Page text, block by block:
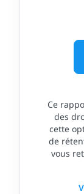
Ce
des
cette
de
vous